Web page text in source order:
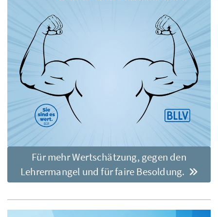
Für mehr Wertschätzung, gegen den
Lehrermangel und für faire Besoldung.